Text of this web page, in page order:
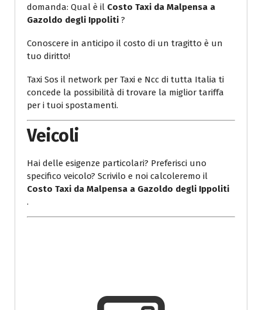
domanda: Qual è il Costo Taxi da Malpensa a
Gazoldo degli Ippoliti ?
Conoscere in anticipo il costo di un tragitto è un
tuo diritto!
Taxi Sos il network per Taxi e Ncc di tutta Italia ti
concede la possibilità di trovare la miglior tariffa
per i tuoi spostamenti.
Veicoli
Hai delle esigenze particolari? Preferisci uno
specifico veicolo? Scrivilo e noi calcoleremo il
Costo Taxi da Malpensa a Gazoldo degli Ippoliti
.